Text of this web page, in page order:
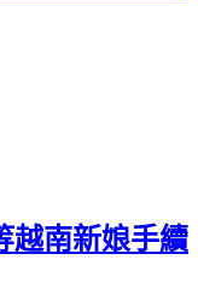
越南新娘手續